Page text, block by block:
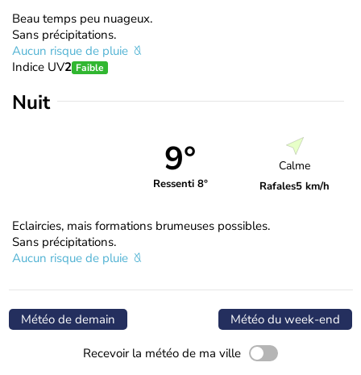
Beau temps peu nuageux.
Sans précipitations.
Aucun risque de pluie
Indice UV2 Faible
Nuit
9°
Ressenti 8°
Calme
Rafales5 km/h
Eclaircies, mais formations brumeuses possibles.
Sans précipitations.
Aucun risque de pluie
Météo de demain Météo du week-end
Recevoir la météo de ma ville